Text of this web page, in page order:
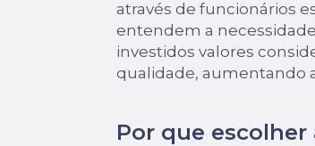
através de funcionários
entendem a
investidos valores
qualidade, aumentando
Por que escolher